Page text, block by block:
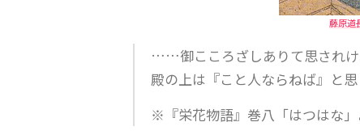
藤原道
……御こころざしありて思されけ
殿の上は『こと人ならねば』と
※『栄花物語』巻八「はつはな」